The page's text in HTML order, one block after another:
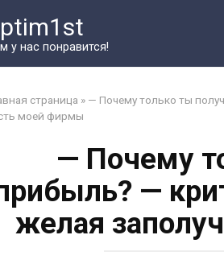
у нас понравится!
страница » — Почему только ты
моей фирмы
— Почему
—
желая